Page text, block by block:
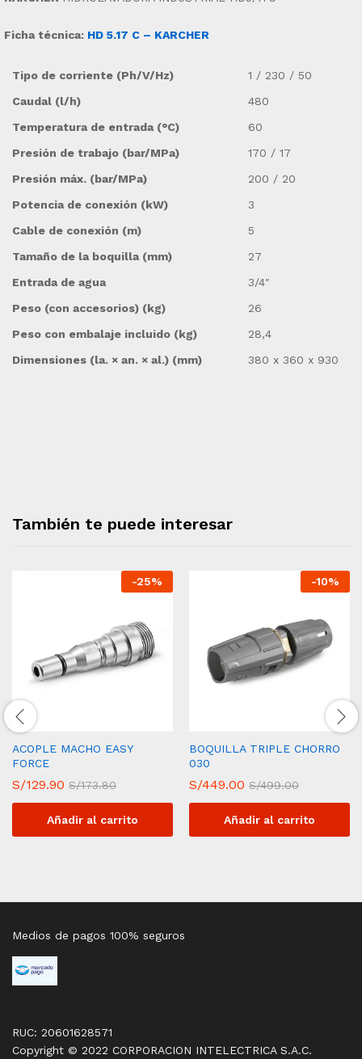
Ficha técnica: HD 5.17 C – KARCHER
Tipo de corriente (Ph/V/Hz)
1 / 230 / 50
Caudal (l/h)
480
Temperatura de entrada (°C)
60
Presión de trabajo (bar/MPa)
170 / 17
Presión máx. (bar/MPa)
200 / 20
Potencia de conexión (kW)
3
Cable de conexión (m)
5
Tamaño de la boquilla (mm)
27
Entrada de agua
3/4″
Peso (con accesorios) (kg)
26
Peso con embalaje incluido (kg)
28,4
Dimensiones (la. × an. × al.) (mm)
380 x 360 x 930
También te puede interesar
-25%
ACOPLE MACHO EASY
FORCE
S/129.90 S/173.80
Añadir al carrito
-10%
BOQUILLA TRIPLE CHORRO
030
S/449.00 S/499.00
Añadir al carrito
RUC: 20601628571
Copyright © 2022 CORPORACION INTELECTRICA S.A.C.
Medios de pagos 100% seguros